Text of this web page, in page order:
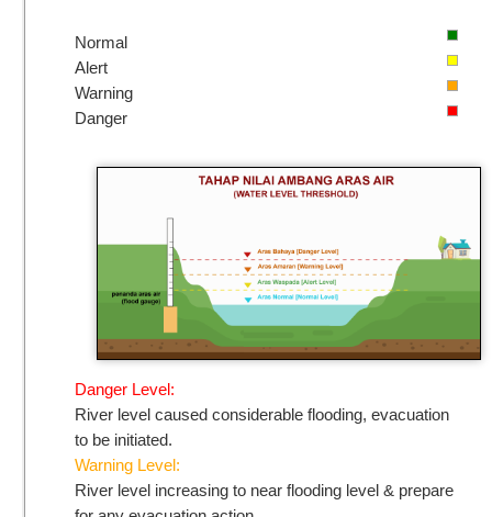
Normal
Alert
Warning
Danger
Danger Level:
River level caused considerable flooding, evacuation
to be initiated.
Warning Level:
River level increasing to near flooding level & prepare